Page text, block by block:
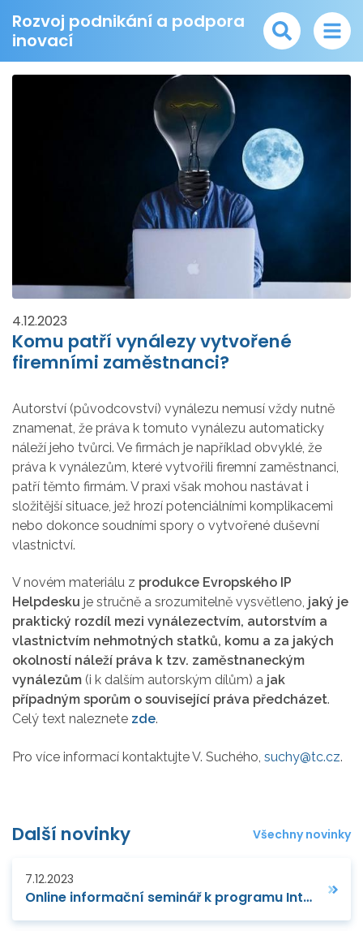
Rozvoj podnikání a podpora
inovací
4.12.2023
Komu patří vynálezy vytvořené
firemními zaměstnanci?
Autorství (původcovství) vynálezu nemusí vždy nutně
znamenat, že práva k tomuto vynálezu automaticky
náleží jeho tvůrci. Ve firmách je například obvyklé, že
práva k vynálezům, které vytvořili firemní zaměstnanci,
patří těmto firmám. V praxi však mohou nastávat i
složitější situace, jež hrozí potenciálními komplikacemi
nebo dokonce soudními spory o vytvořené duševní
vlastnictví.
V novém materiálu z produkce Evropského IP
Helpdesku je stručně a srozumitelně vysvětleno, jaký je
praktický rozdíl mezi vynálezectvím, autorstvím a
vlastnictvím nehmotných statků, komu a za jakých
okolností náleží práva k tzv. zaměstnaneckým
vynálezům (i k dalším autorským dílům) a jak
případným sporům o související práva předcházet.
Celý text naleznete zde.
Pro více informací kontaktujte V. Suchého, suchy@tc.cz.
Další novinky Všechny novinky
7.12.2023
Online informační seminář k programu Interreg Danube